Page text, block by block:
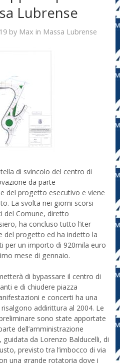
Lubrense
by Max in Massa Lubrense
di svincolo del centro di
da parte
del progetto esecutivo e viene
La svolta nei giorni scorsi
del Comune, diretto
ha concluso tutto l’iter
del progetto ed ha indetto la
per un importo di 920mila euro
mese di gennaio.
di bypassare il centro di
e di chiudere piazza
e concerti ha una
addirittura al 2004. Le
sono state apportate
dell’amministrazione
da Lorenzo Balducelli, di
previsto tra l’imbocco di via
una grande rotatoria dove i